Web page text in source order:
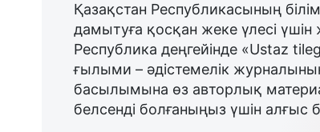
Қазақстан Республикасының
дамытуға қосқан жеке үлесі үшін
Республика деңгейінде «Ustaz
ғылыми – әдістемелік
басылымына өз авторлық
белсенді болғаныңыз үшін алғыс